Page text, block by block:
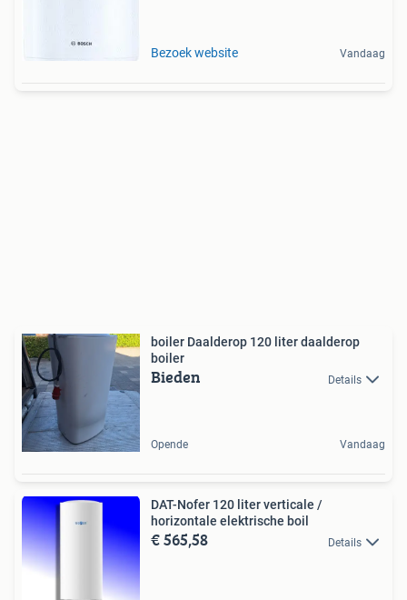
Bezoek website Vandaag
boiler Daalderop 120 liter daalderop
boiler
Bieden Details
Opende Vandaag
DAT-Nofer 120 liter verticale /
horizontale elektrische boil
€ 565,58 Details